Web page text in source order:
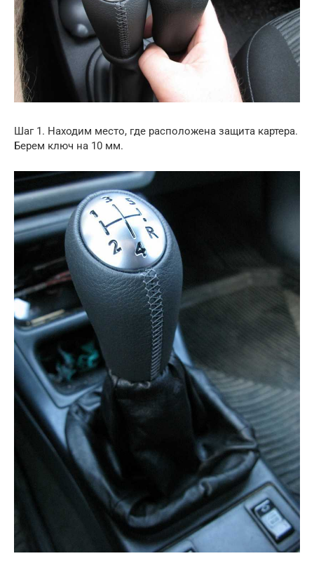
Шаг 1. Находим место, где расположена защита картера.
Берем ключ на 10 мм.